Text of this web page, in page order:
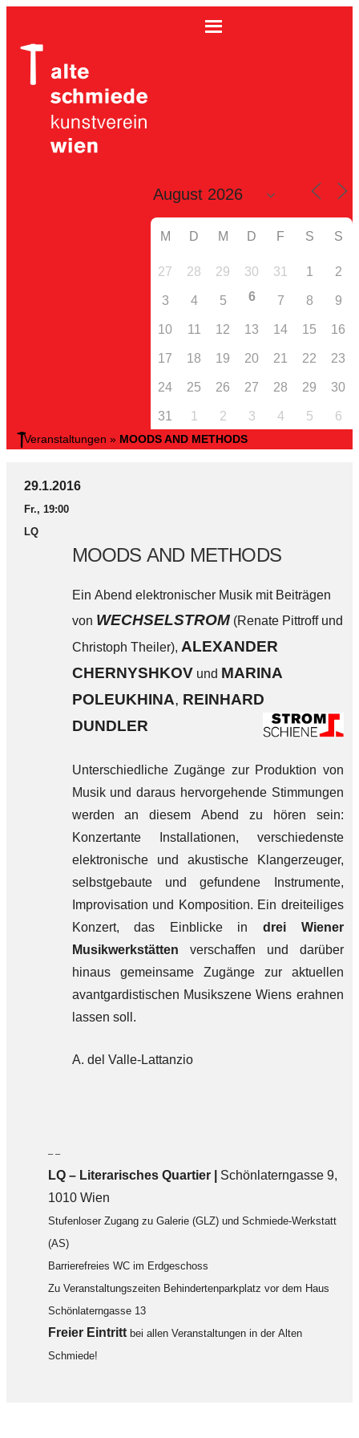
M D M D F S S
27 28 29 30 31 1 2
3 4 5 6 7 8 9
10 11 12 13 14 15 16
17 18 19 20 21 22 23
24 25 26 27 28 29 30
31 1 2 3 4 5 6
Veranstaltungen » MOODS AND METHODS
29.1.2016
Fr., 19:00
LQ
MOODS AND METHODS
Ein Abend elektronischer Musik mit Beiträgen
von WECHSELSTROM (Renate Pittroff und
Christoph Theiler), ALEXANDER
CHERNYSHKOV und MARINA
POLEUKHINA, REINHARD
DUNDLER
Unterschiedliche Zugänge zur Produktion von
Musik und daraus hervorgehende Stimmungen
werden an diesem Abend zu hören sein:
Konzertante Installationen, verschiedenste
elektronische und akustische Klangerzeuger,
selbstgebaute und gefundene Instrumente,
Improvisation und Komposition. Ein dreiteiliges
Konzert, das Einblicke in drei Wiener
Musikwerkstätten verschaffen und darüber
hinaus gemeinsame Zugänge zur aktuellen
avantgardistischen Musikszene Wiens erahnen
lassen soll.
A. del Valle-Lattanzio
– –
LQ –Literarisches Quartier | Schönlaterngasse 9,
1010 Wien
Stufenloser Zugang zu Galerie (GLZ) und Schmiede-Werkstatt
(AS)
Barrierefreies WC im Erdgeschoss
Zu Veranstaltungszeiten Behindertenparkplatz vor dem Haus
Schönlaterngasse 13
Freier Eintritt bei allen Veranstaltungen in der Alten
Schmiede!